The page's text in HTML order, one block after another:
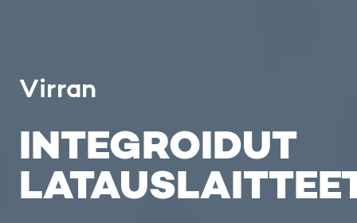
Virran
INTEGROIDUT